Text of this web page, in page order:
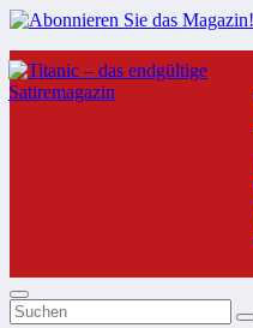
Zum
Inhalt
springen